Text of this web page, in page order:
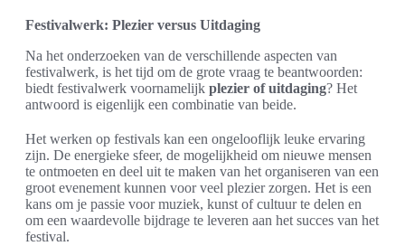
Festivalwerk: Plezier versus Uitdaging
Na het onderzoeken van de verschillende aspecten van
festivalwerk, is het tijd om de grote vraag te beantwoorden:
biedt festivalwerk voornamelijk plezier of uitdaging? Het
antwoord is eigenlijk een combinatie van beide.
Het werken op festivals kan een ongelooflijk leuke ervaring
zijn. De energieke sfeer, de mogelijkheid om nieuwe mensen
te ontmoeten en deel uit te maken van het organiseren van een
groot evenement kunnen voor veel plezier zorgen. Het is een
kans om je passie voor muziek, kunst of cultuur te delen en
om een waardevolle bijdrage te leveren aan het succes van het
festival.